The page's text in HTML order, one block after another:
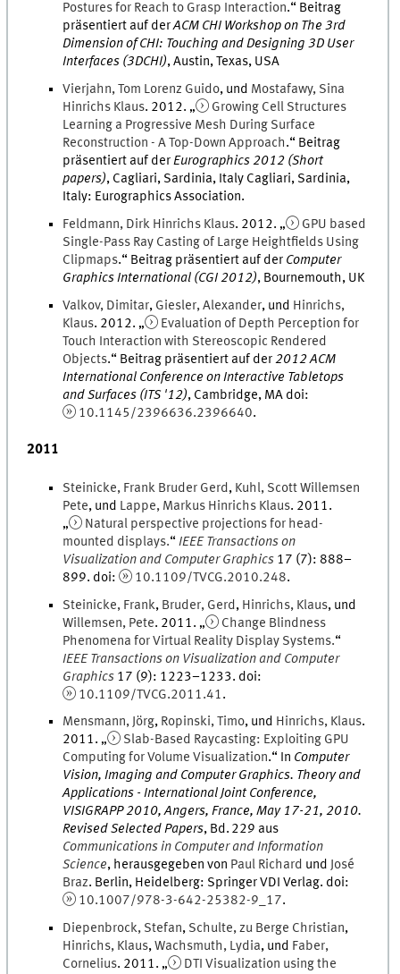
Postures for Reach to Grasp Interaction.“ Beitrag
präsentiert auf derACM CHI Workshop on The 3rd
Dimension of CHI: Touching and Designing 3D User
Interfaces (3DCHI),Austin, Texas, USA
Vierjahn,Tom Lorenz Guido, und Mostafawy, Sina
Hinrichs Klaus. 2012. „
Growing Cell Structures
Learning a Progressive Mesh During Surface
Reconstruction - A Top-Down Approach.“ Beitrag
präsentiert auf derEurographics 2012 (Short
papers), Cagliari, Sardinia, Italy Cagliari, Sardinia,
Italy: Eurographics Association.
Feldmann, Dirk Hinrichs Klaus. 2012. „
GPU based
Single-Pass Ray Casting of Large Heightfields Using
Clipmaps.“ Beitrag präsentiert auf der Computer
Graphics International (CGI 2012), Bournemouth, UK
Valkov, Dimitar, Giesler,Alexander, und Hinrichs,
Klaus. 2012. „
Evaluation of Depth Perception for
Touch Interaction with Stereoscopic Rendered
Objects.“ Beitrag präsentiert auf der2012 ACM
International Conference on Interactive Tabletops
and Surfaces (ITS '12), Cambridge, MA doi:
10.1145/2396636.2396640.
2011
Steinicke, Frank Bruder Gerd, Kuhl, ScottWillemsen
Pete, und Lappe, Markus Hinrichs Klaus. 2011.
„
Natural perspective projections for head-
mounted displays.“IEEE Transactions on
Visualization and Computer Graphics 17 (7): 888–
899. doi: 10.1109/TVCG.2010.248.
Steinicke, Frank, Bruder, Gerd, Hinrichs, Klaus, und
Willemsen, Pete. 2011. „
Change Blindness
Phenomena for Virtual Reality Display Systems.“
IEEE Transactions on Visualization and Computer
Graphics 17 (9): 1223–1233. doi:
10.1109/TVCG.2011.41.
Mensmann, Jörg, Ropinski,Timo, und Hinrichs, Klaus.
2011. „
Slab-Based Raycasting: Exploiting GPU
Computing for Volume Visualization.“ In Computer
Vision, Imaging and Computer Graphics. Theory and
Applications - International Joint Conference,
VISIGRAPP 2010, Angers, France, May 17-21, 2010.
Revised Selected Papers, Bd. 229 aus
Communications in Computer and Information
Science, herausgegeben von Paul Richard und José
Braz. Berlin, Heidelberg: Springer VDI Verlag. doi:
10.1007/978-3-642-25382-9_17.
Diepenbrock, Stefan, Schulte,zu Berge Christian,
Hinrichs, Klaus,Wachsmuth, Lydia, und Faber,
Cornelius. 2011. „ DTI Visualization using the